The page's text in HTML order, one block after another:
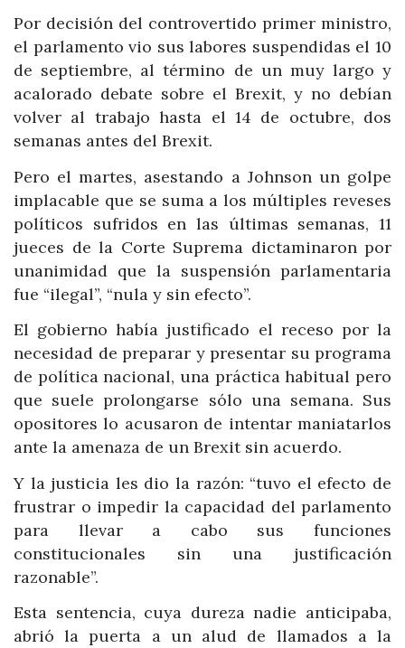
Por decisión del controvertido primer ministro,
el parlamento vio sus labores suspendidas el 10
de septiembre, al término de un muy largo y
acalorado debate sobre el Brexit, y no debían
volver al trabajo hasta el 14 de octubre, dos
semanas antes del Brexit.
Pero el martes, asestando a Johnson un golpe
implacable que se suma a los múltiples reveses
políticos sufridos en las últimas semanas, 11
jueces de la Corte Suprema dictaminaron por
unanimidad que la suspensión parlamentaria
fue “ilegal”, “nula y sin efecto”.
El gobierno había justificado el receso por la
necesidad de preparar y presentar su programa
de política nacional, una práctica habitual pero
que suele prolongarse sólo una semana. Sus
opositores lo acusaron de intentar maniatarlos
ante la amenaza de un Brexit sin acuerdo.
Y la justicia les dio la razón: “tuvo el efecto de
frustrar o impedir la capacidad del parlamento
para llevar a cabo sus funciones
constitucionales sin una justificación
razonable”.
Esta sentencia, cuya dureza nadie anticipaba,
abrió la puerta a un alud de llamados a la